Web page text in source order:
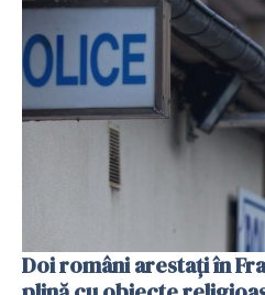
Doi români arestați în